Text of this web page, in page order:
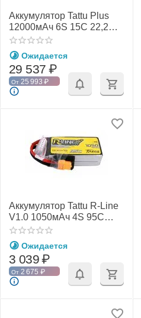
Аккумулятор Tattu Plus
12000мАч 6S 15C 22,2В
LiPo
Ожидается
29 537 ₽
От 25 993 ₽
Аккумулятор Tattu R-Line
V1.0 1050мАч 4S 95C
LiPo (XT60)
Ожидается
3 039₽
От 2 675 ₽